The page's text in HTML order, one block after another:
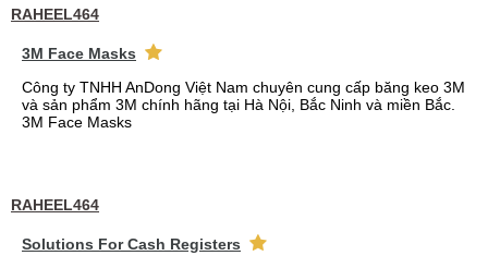
RAHEEL464
3M Face Masks
Công ty TNHH AnDong Việt Nam chuyên cung cấp băng keo 3M
và sản phẩm 3M chính hãng tại Hà Nội, Bắc Ninh và miền Bắc.
3M Face Masks
RAHEEL464
Solutions For Cash Registers